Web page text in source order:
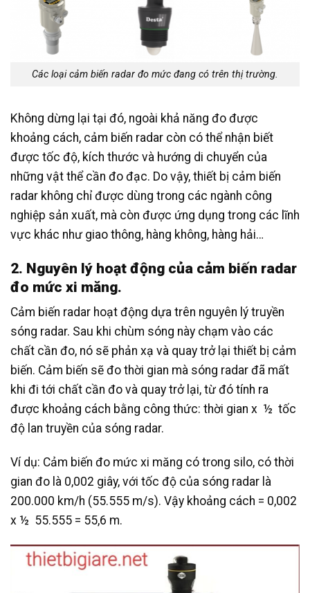
Các loại cảm biến radar đo mức đang có trên thị trường.
Không dừng lại tại đó, ngoài khả năng đo được
khoảng cách, cảm biến radar còn có thể nhận biết
được tốc độ, kích thước và hướng di chuyển của
những vật thể cần đo đạc. Do vậy, thiết bị cảm biến
radar không chỉ được dùng trong các ngành công
nghiệp sản xuất, mà còn được ứng dụng trong các lĩnh
vực khác như giao thông, hàng không, hàng hải…
2. Nguyên lý hoạt động của cảm biến radar
đo mức xi măng.
Cảm biến radar hoạt động dựa trên nguyên lý truyền
sóng radar. Sau khi chùm sóng này chạm vào các
chất cần đo, nó sẽ phản xạ và quay trở lại thiết bị cảm
biến. Cảm biến sẽ đo thời gian mà sóng radar đã mất
khi đi tới chất cần đo và quay trở lại, từ đó tính ra
được khoảng cách bằng công thức: thời gian x ½ tốc
độ lan truyền của sóng radar.
Ví dụ: Cảm biến đo mức xi măng có trong silo, có thời
gian đo là 0,002 giây, với tốc độ của sóng radar là
200.000 km/h (55.555 m/s). Vậy khoảng cách = 0,002
x ½ 55.555 = 55,6 m.